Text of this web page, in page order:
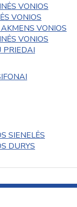
VONIOS
VONIOS
VONIOS
VONIOS
PRIEDAI
SIENELĖS
DURYS